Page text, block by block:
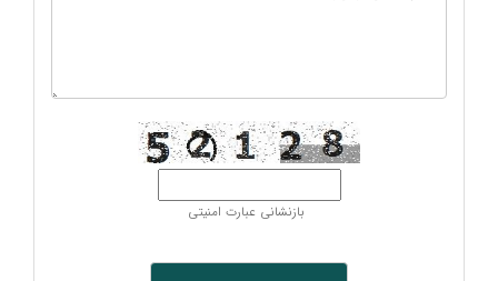
بازنشانی عبارت امنیتی